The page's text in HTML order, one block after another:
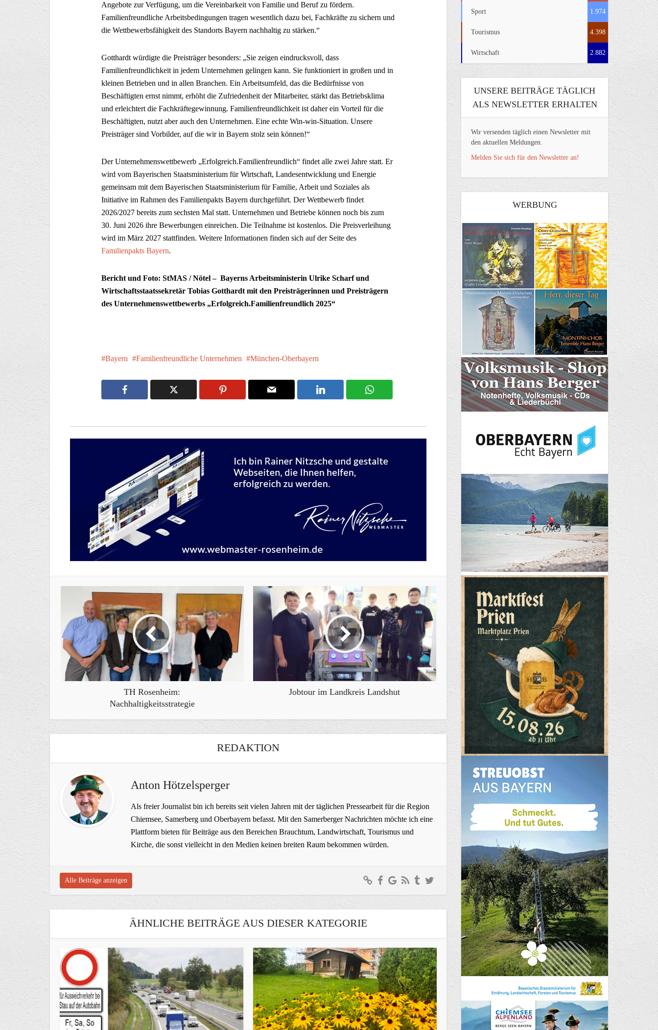
Angebote zur Verfügung, um die Vereinbarkeit von Familie und Beruf zu fördern.
Familienfreundliche Arbeitsbedingungen tragen wesentlich dazu bei, Fachkräfte zu sichern und
die Wettbewerbsfähigkeit des Standorts Bayern nachhaltig zu stärken.“
Gotthardt würdigte die Preisträger besonders: „Sie zeigen eindrucksvoll, dass
Familienfreundlichkeit in jedem Unternehmen gelingen kann. Sie funktioniert in großen und in
kleinen Betrieben und in allen Branchen. Ein Arbeitsumfeld, das die Bedürfnisse von
Beschäftigten ernst nimmt, erhöht die Zufriedenheit der Mitarbeiter, stärkt das Betriebsklima
und erleichtert die Fachkräftegewinnung. Familienfreundlichkeit ist daher ein Vorteil für die
Beschäftigten, nutzt aber auch den Unternehmen. Eine echte Win-win-Situation. Unsere
Preisträger sind Vorbilder, auf die wir in Bayern stolz sein können!“
Der Unternehmenswettbewerb „Erfolgreich.Familienfreundlich“ findet alle zwei Jahre statt. Er
wird vom Bayerischen Staatsministerium für Wirtschaft, Landesentwicklung und Energie
gemeinsam mit dem Bayerischen Staatsministerium für Familie, Arbeit und Soziales als
Initiative im Rahmen des Familienpakts Bayern durchgeführt. Der Wettbewerb findet
2026/2027 bereits zum sechsten Mal statt. Unternehmen und Betriebe können noch bis zum
30. Juni 2026 ihre Bewerbungen einreichen. Die Teilnahme ist kostenlos. Die Preisverleihung
wird im März 2027 stattfinden. Weitere Informationen finden sich auf der Seite des
Familienpakts Bayern.
Bericht und Foto: StMAS / Nötel – Bayerns Arbeitsministerin Ulrike Scharf und
Wirtschaftsstaatssekretär Tobias Gotthardt mit den Preisträgerinnen und Preisträgern
des Unternehmenswettbewerbs „Erfolgreich.Familienfreundlich 2025“
Bayern Familienfreundliche Unternehmen München-Oberbayern
TH Rosenheim:
Nachhaltigkeitsstrategie
Jobtour im Landkreis Landshut
REDAKTION
Anton Hötzelsperger
Als freier Journalist bin ich bereits seit vielen Jahren mit der täglichen Pressearbeit für die Region
Chiemsee, Samerberg und Oberbayern befasst. Mit den Samerberger Nachrichten möchte ich eine
Plattform bieten für Beiträge aus den Bereichen Brauchtum, Landwirtschaft, Tourismus und
Kirche, die sonst vielleicht in den Medien keinen breiten Raum bekommen würden.
Alle Beiträge anzeigen
ÄHNLICHE BEITRÄGE AUS DIESER KATEGORIE
Sport 1.974
Tourismus 4.398
Wirtschaft 2.882
UNSERE BEITRÄGE TÄGLICH
ALS NEWSLETTER ERHALTEN
Wir versenden täglich einen Newsletter mit
den aktuellen Meldungen.
Melden Sie sich für den Newsletter an!
WERBUNG